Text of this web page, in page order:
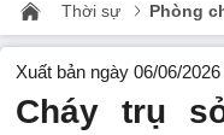
Thời sự Phòng
Xuất bản ngày 06/06/
Cháy trụ